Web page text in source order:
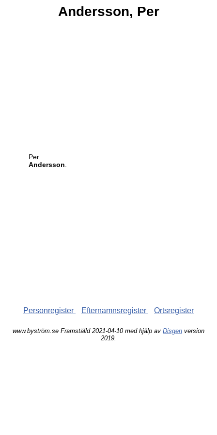
Andersson, Per
Per
Andersson
Personregister Efternamnsregister Ortsregister
www.byström.se Framställd 2021-04-10 med hjälp av Disgen version
2019.